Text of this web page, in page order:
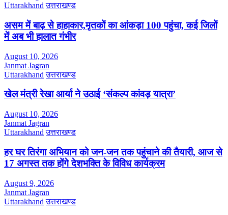
Uttarakhand उत्तराखण्ड
असम में बाढ़ से हाहाकार,मृतकों का आंकड़ा 100 पहुंचा, कई जिलों
में अब भी हालात गंभीर
August 10, 2026
Janmat Jagran
Uttarakhand उत्तराखण्ड
खेल मंत्री रेखा आर्या ने उठाई ‘संकल्प कांवड़ यात्रा’
August 10, 2026
Janmat Jagran
Uttarakhand उत्तराखण्ड
हर घर तिरंगा अभियान को जन-जन तक पहुंचाने की तैयारी, आज से
17 अगस्त तक होंगे देशभक्ति के विविध कार्यक्रम
August 9, 2026
Janmat Jagran
Uttarakhand उत्तराखण्ड